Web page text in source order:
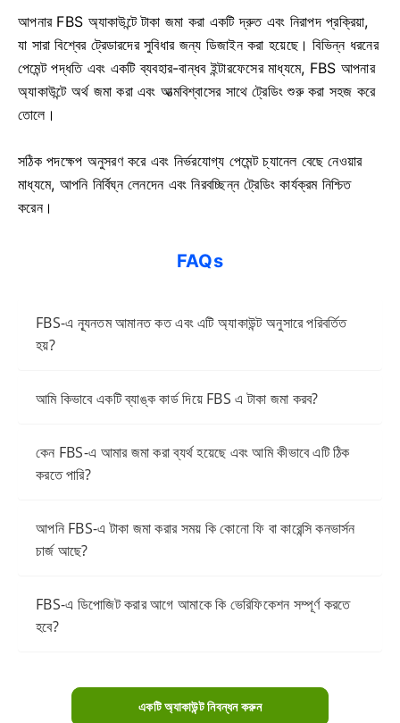
আপনার FBS অ্যাকাউন্টে টাকা জমা করা একটি দ্রুত এবং নিরাপদ প্রক্রিয়া,
যা সারা বিশ্বের ট্রেডারদের সুবিধার জন্য ডিজাইন করা হয়েছে। বিভিন্ন ধরনের
পেমেন্ট পদ্ধতি এবং একটি ব্যবহার-বান্ধব ইন্টারফেসের মাধ্যমে, FBS আপনার
অ্যাকাউন্টে অর্থ জমা করা এবং আত্মবিশ্বাসের সাথে ট্রেডিং শুরু করা সহজ করে
তোলে।
সঠিক পদক্ষেপ অনুসরণ করে এবং নির্ভরযোগ্য পেমেন্ট চ্যানেল বেছে নেওয়ার
মাধ্যমে, আপনি নির্বিঘ্ন লেনদেন এবং নিরবচ্ছিন্ন ট্রেডিং কার্যক্রম নিশ্চিত
করেন।
FAQs
FBS-এ ন্যূনতম আমানত কত এবং এটি অ্যাকাউন্ট অনুসারে পরিবর্তিত
হয়?
আমি কিভাবে একটি ব্যাঙ্ক কার্ড দিয়ে FBS এ টাকা জমা করব?
কেন FBS-এ আমার জমা করা ব্যর্থ হয়েছে এবং আমি কীভাবে এটি ঠিক
করতে পারি?
আপনি FBS-এ টাকা জমা করার সময় কি কোনো ফি বা কারেন্সি কনভার্সন
চার্জ আছে?
FBS-এ ডিপোজিট করার আগে আমাকে কি ভেরিফিকেশন সম্পূর্ণ করতে
হবে?
একটি অ্যাকাউন্ট নিবন্ধন করুন